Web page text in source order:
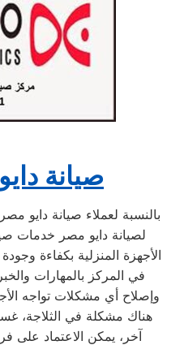
صيانة
بالنسبة لعملاء صيانة دايو
لصيانة دايو مصر خدمات
الأجهزة المنزلية بكفاءة
في المركز بالمهارات
وإصلاح أي مشكلات تواجه
هناك مشكلة في الثلاجة،
آخر، يمكن الاعتماد على